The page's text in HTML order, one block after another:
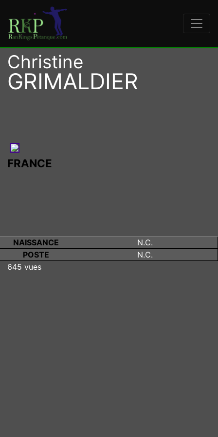
Christine
GRIMALDIER
FRANCE
NAISSANCE
N.C.
POSTE
N.C.
645 vues